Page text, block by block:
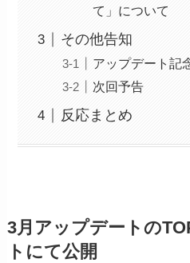
て」について
その他告知
アップデート記
次回予告
反応まとめ
3月アップデートの
トにて公開